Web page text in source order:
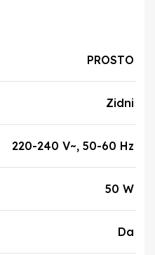
PROSTO
Zidni
220-240 V~, 50-60 Hz
50 W
Da